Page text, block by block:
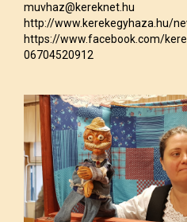
muvhaz@kereknet.hu
http://www.kerekegyhaza.hu/
https://www.facebook.com/
06704520912